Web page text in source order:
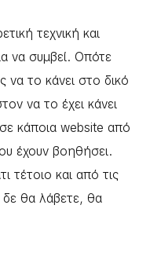
τεχνική και
να συμβεί. Οπότε
να το κάνει στο δικό
να το έχει κάνει
κάποια website από
έχουν βοηθήσει.
τέτοιο και από τις
θα λάβετε, θα